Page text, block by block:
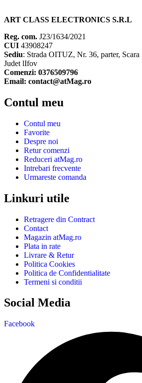
ART CLASS ELECTRONICS S.R.L
Reg. com. J23/1634/2021
CUI 43908247
Sediu: Strada OITUZ, Nr. 36, parter, Scara
Judet lIfov
Comenzi: 0376509796
Email: contact@atMag.ro
Contul meu
Contul meu
Favorite
Despre noi
Retur comenzi
Reduceri atMag.ro
Intrebari frecvente
Urmareste comanda
Linkuri utile
Retragere din Contract
Contact
Magazin atMag.ro
Plata in rate
Livrare & Retur
Politica Cookies
Politica de Confidentialitate
Termeni si conditii
Social Media
Facebook